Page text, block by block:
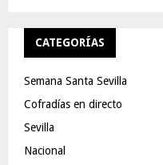
CATEGORÍAS
Semana Santa Sevilla
Cofradías en directo
Sevilla
Nacional